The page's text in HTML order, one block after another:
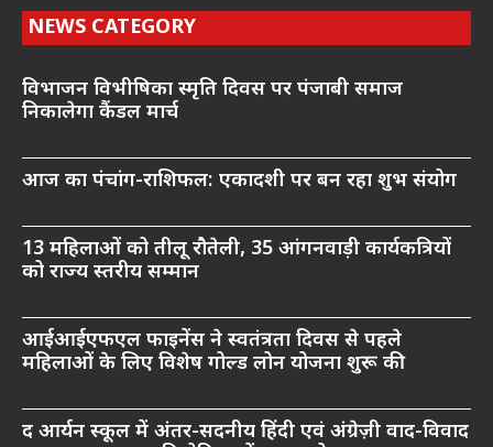
NEWS CATEGORY
विभाजन विभीषिका स्मृति दिवस पर पंजाबी समाज
निकालेगा कैंडल मार्च
आज का पंचांग-राशिफल: एकादशी पर बन रहा शुभ संयोग
13 महिलाओं को तीलू रौतेली, 35 आंगनवाड़ी कार्यकत्रियों
को राज्य स्तरीय सम्मान
आईआईएफएल फाइनेंस ने स्वतंत्रता दिवस से पहले
महिलाओं के लिए विशेष गोल्ड लोन योजना शुरू की
द आर्यन स्कूल में अंतर-सदनीय हिंदी एवं अंग्रेज़ी वाद-विवाद